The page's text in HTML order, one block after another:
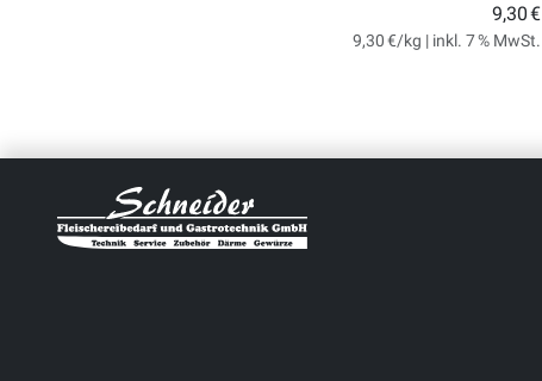
9,30 €
9,30 €/kg | inkl. 7 % MwSt.